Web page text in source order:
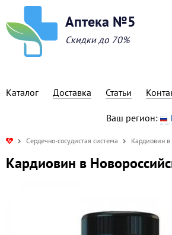
Аптека №5
Скидки до 70%
Каталог Доставка Статьи
Ваш регион:
Сердечно-сосудистая система Кардиовин в
Кардиовин в